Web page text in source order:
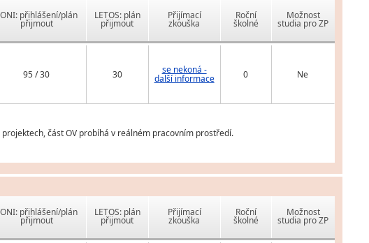
přihlášení/plán
přijmout
LETOS: plán
přijmout
Přijímací
zkouška
Roční
školné
Možnost
studia pro ZP
95 / 30 30 se nekoná -
další informace 0 Ne
část OV probíhá v reálném pracovním prostředí.
přihlášení/plán
přijmout
LETOS: plán
přijmout
Přijímací
zkouška
Roční
školné
Možnost
studia pro ZP